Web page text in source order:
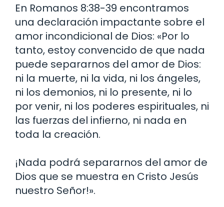
En Romanos 8:38-39 encontramos
una declaración impactante sobre el
amor incondicional de Dios: «Por lo
tanto, estoy convencido de que nada
puede separarnos del amor de Dios:
ni la muerte, ni la vida, ni los ángeles,
ni los demonios, ni lo presente, ni lo
por venir, ni los poderes espirituales, ni
las fuerzas del infierno, ni nada en
toda la creación.
¡Nada podrá separarnos del amor de
Dios que se muestra en Cristo Jesús
nuestro Señor!».